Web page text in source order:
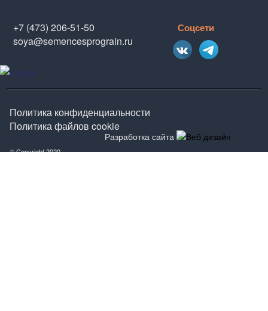
+7 (473) 206-51-50
soya@semencesprograin.ru
Соцсети
Политика конфиденциальности
Политика файлов cookie
© Copyright 2020
Разработка сайта